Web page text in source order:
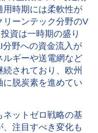
用時期には柔軟性が
リーンテック分野のV
資は一時期の盛り
分野への資金流入が
ギーや送電網など
されており、欧州
脱炭素を進めてい
ネットゼロ戦略の基
注目すべき変化も